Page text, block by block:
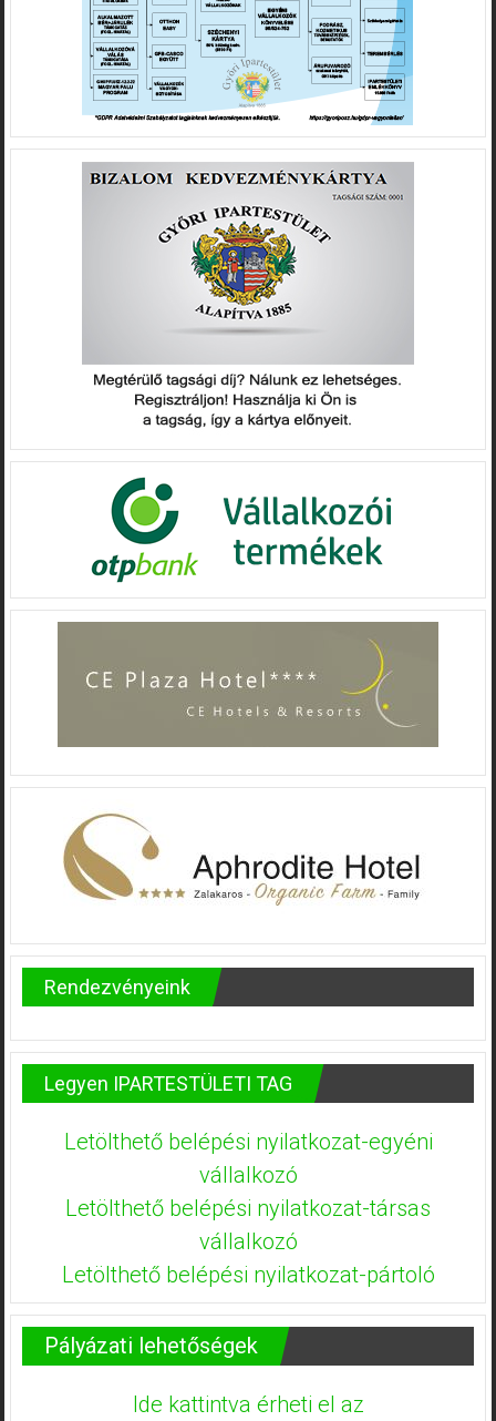
Rendezvényeink
Legyen IPARTESTÜLETI TAG
Letölthető belépési nyilatkozat-egyéni
vállalkozó
Letölthető belépési nyilatkozat-társas
vállalkozó
Letölthető belépési nyilatkozat-pártoló
Pályázati lehetőségek
Ide kattintva érheti el az